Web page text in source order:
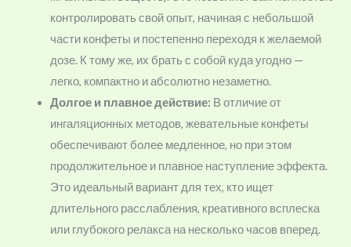
контролировать свой опыт, начиная с небольшой
части конфеты и постепенно переходя к желаемой
дозе. К тому же, их брать с собой куда угодно —
легко, компактно и абсолютно незаметно.
Долгое и плавное действие: В отличие от
ингаляционных методов, жевательные конфеты
обеспечивают более медленное, но при этом
продолжительное и плавное наступление эффекта.
Это идеальный вариант для тех, кто ищет
длительного расслабления, креативного всплеска
или глубокого релакса на несколько часов вперед.